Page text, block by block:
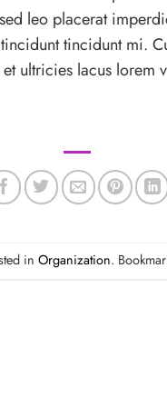
leo placerat
tincidunt mi.
ultricies lacus lorem
in Organization.